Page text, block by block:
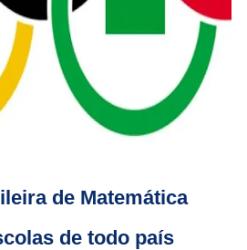
de Matemática
de todo país